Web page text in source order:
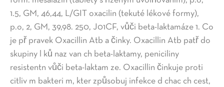
1.5, GM, 46,44, L/GIT oxacilin (tekuté lékové formy),
p.o, 2, GM, 39,98. 250, J01CF, vůči beta-laktamáze 1. Co
je př pravek Oxacillin Atb a činky. Oxacillin Atb patř do
skupiny l ků naz van ch beta-laktamy, peniciliny
resistentn vůči beta-laktam ze. Oxacillin činkuje proti
citliv m bakteri m, kter způsobuj infekce d chac ch cest,